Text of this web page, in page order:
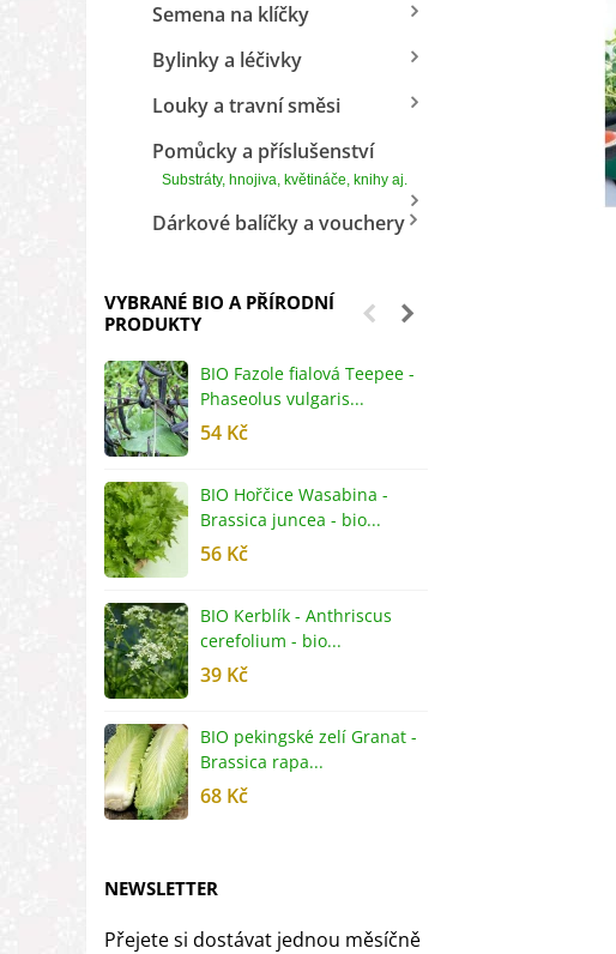
Semena na klíčky
Bylinky a léčivky
Louky a travní směsi
Pomůcky a příslušenství
Substráty, hnojiva, květináče, knihy aj.
Dárkové balíčky a vouchery
VYBRANÉ BIO A PŘÍRODNÍ
PRODUKTY
BIO Fazole fialová Teepee -
Phaseolus vulgaris...
54 Kč
BIO Hořčice Wasabina -
Brassica juncea - bio...
56 Kč
BIO Kerblík - Anthriscus
cerefolium - bio...
39 Kč
BIO pekingské zelí Granat -
Brassica rapa...
68 Kč
NEWSLETTER
Přejete si dostávat jednou měsíčně